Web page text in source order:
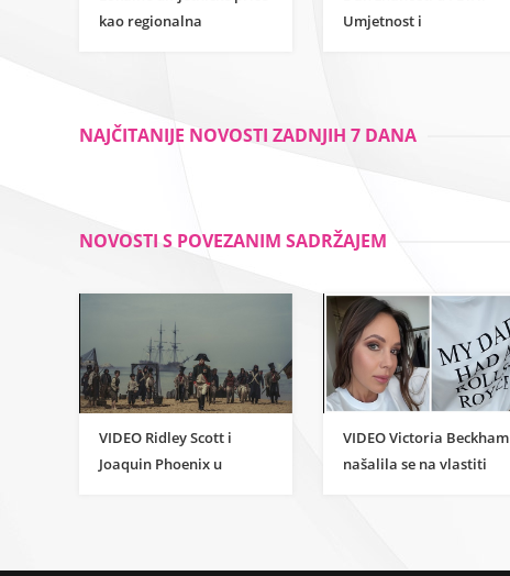
kao regionalna
umjetnosti
Umjetnost i
NAJČITANIJE NOVOSTI ZADNJIH 7 DANA
NOVOSTI S POVEZANIM SADRŽAJEM
VIDEO Ridley Scott i
Joaquin Phoenix u
VIDEO Victoria Beckham
našalila se na vlastiti